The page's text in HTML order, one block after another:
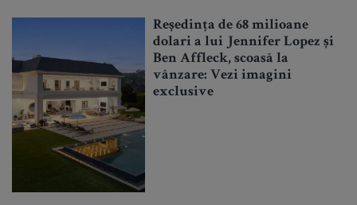
Reședința de 68 milioane
dolari a lui Jennifer Lopez și
Ben Affleck, scoasă la
vânzare: Vezi imagini
exclusive